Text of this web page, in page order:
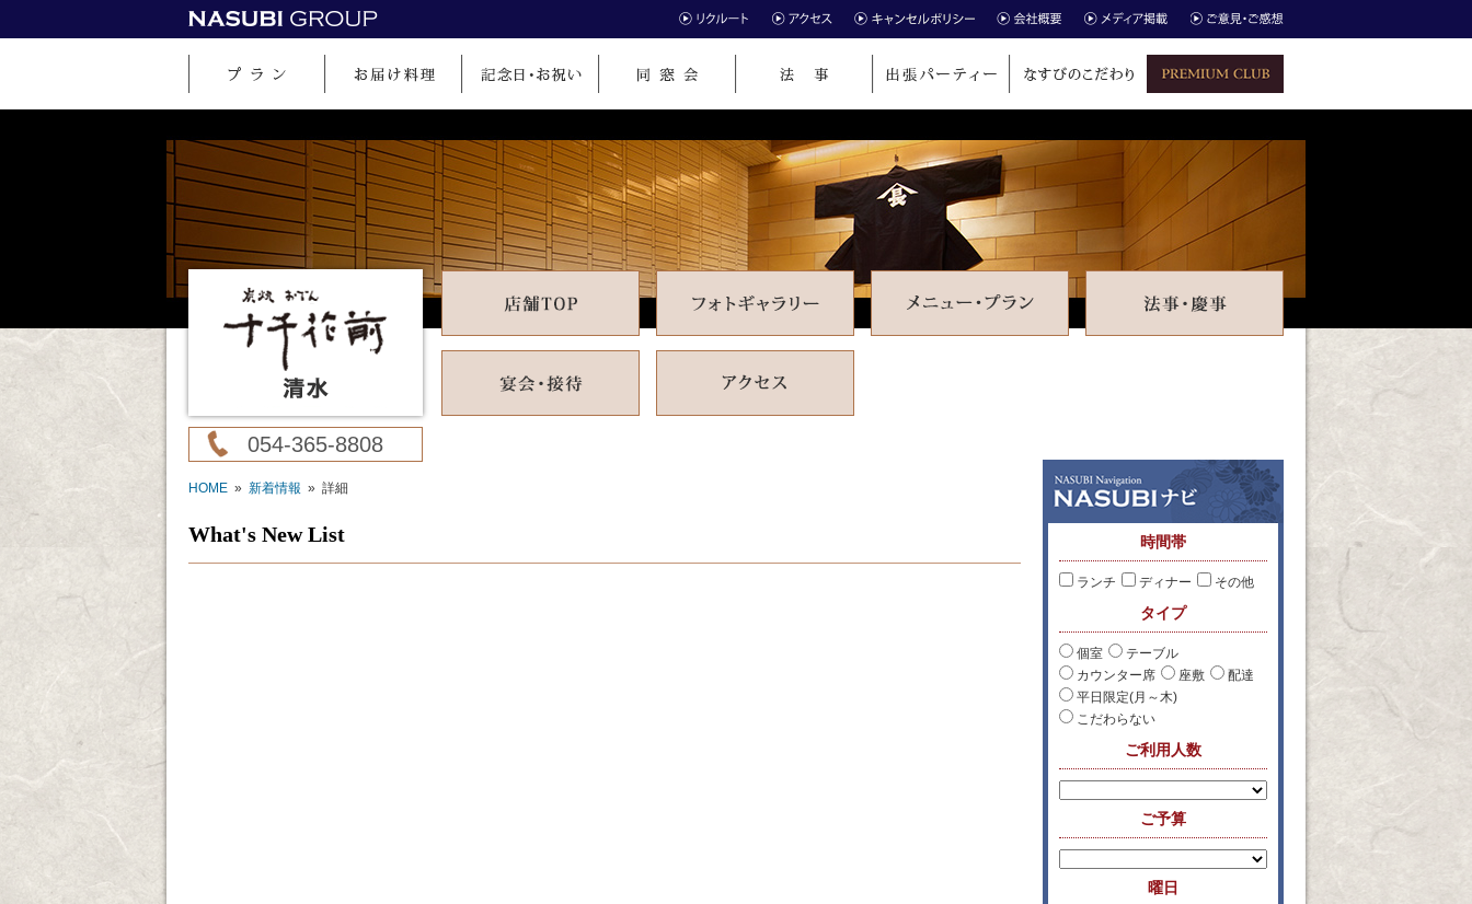
054-365-8808
HOME » 新着情報 » 詳細
What's New List 時間帯
ランチ ディナー その他
タイプ
個室
テーブル
カウンター席
座敷
配達
平日限定(月～木)
こだわらない
ご利用人数
ご予算
曜日